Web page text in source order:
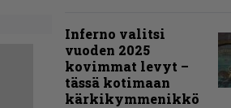
Inferno valitsi
vuoden 2025
kovimmat levyt –
tässä kotimaan
kärkikymmenikkö